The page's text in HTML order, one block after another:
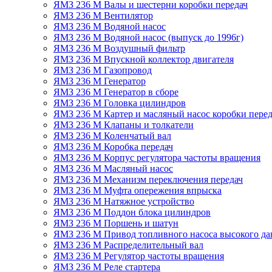
ЯМЗ 236 М Валы и шестерни коробки передач
ЯМЗ 236 М Вентилятор
ЯМЗ 236 М Водяной насос
ЯМЗ 236 М Водяной насос (выпуск до 1996г)
ЯМЗ 236 М Воздушный фильтр
ЯМЗ 236 М Впускной коллектор двигателя
ЯМЗ 236 М Газопровод
ЯМЗ 236 М Генератор
ЯМЗ 236 М Генератор в сборе
ЯМЗ 236 М Головка цилиндров
ЯМЗ 236 М Картер и масляный насос коробки
ЯМЗ 236 М Клапаны и толкатели
ЯМЗ 236 М Коленчатый вал
ЯМЗ 236 М Коробка передач
ЯМЗ 236 М Корпус регулятора частоты вращения
ЯМЗ 236 М Масляный насос
ЯМЗ 236 М Механизм переключения передач
ЯМЗ 236 М Муфта опережения впрыска
ЯМЗ 236 М Натяжное устройство
ЯМЗ 236 М Поддон блока цилиндров
ЯМЗ 236 М Поршень и шатун
ЯМЗ 236 М Привод топливного насоса высокого
ЯМЗ 236 М Распределительный вал
ЯМЗ 236 М Регулятор частоты вращения
ЯМЗ 236 М Реле стартера